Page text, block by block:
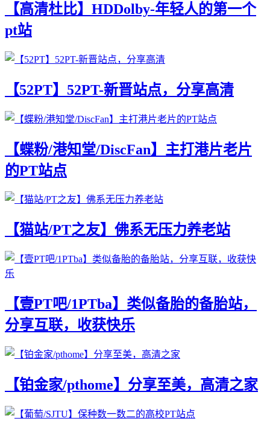
【高清杜比】HDDolby-年轻人的第一个
pt站
【52PT】52PT-新晋站点，分享高清
【蝶粉/港知堂/DiscFan】主打港片老片
的PT站点
【猫站/PT之友】佛系无压力养老站
【壹PT吧/1PTba】类似备胎的备胎站，
分享互联，收获快乐
【铂金家/pthome】分享至美，高清之家